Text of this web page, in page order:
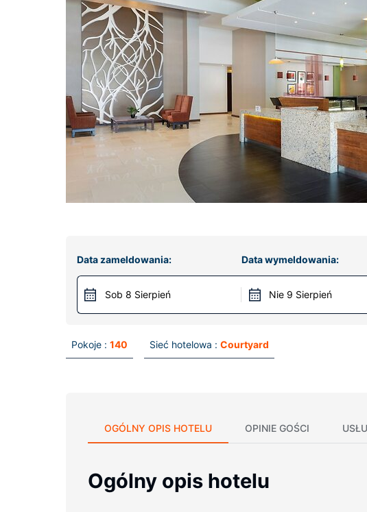
Data zameldowania:
Sob 8 Sierpień
Data wymeldowania:
Nie 9 Sierpień
Pokoje : 140 Sieć hotelowa : Courtyard
OGÓLNY OPIS HOTELU OPINIE GOŚCI
Ogólny opis hotelu